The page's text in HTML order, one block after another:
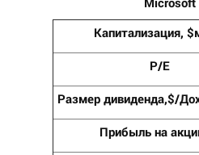
Капитализация,
P/E
Размер дивиденда,$/
Прибыль на